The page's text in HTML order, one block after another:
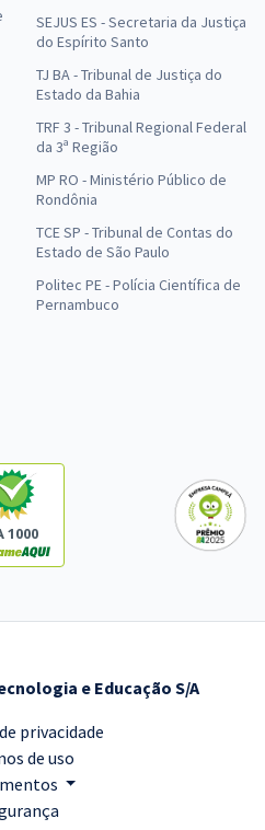
SEJUS ES - Secretaria da Justiça
do Espírito Santo
TJ BA - Tribunal de Justiça do
Estado da Bahia
TRF 3 - Tribunal Regional Federal
da 3ª Região
MP RO - Ministério Público de
Rondônia
TCE SP - Tribunal de Contas do
Estado de São Paulo
Politec PE - Polícia Científica de
Pernambuco
1000
e Educação S/A
privacidade
de uso